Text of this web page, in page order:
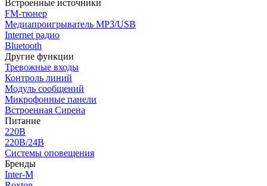
Встроенные источники
FM-тюнер
Медиапроигрыватель MP3/USB
Internet радио
Bluetooth
Другие функции
Тревожные входы
Контроль линий
Модуль сообщений
Микрофонные панели
Встроенная Сирена
Питание
220В
220В/24В
Системы оповещения
Бренды
Inter-M